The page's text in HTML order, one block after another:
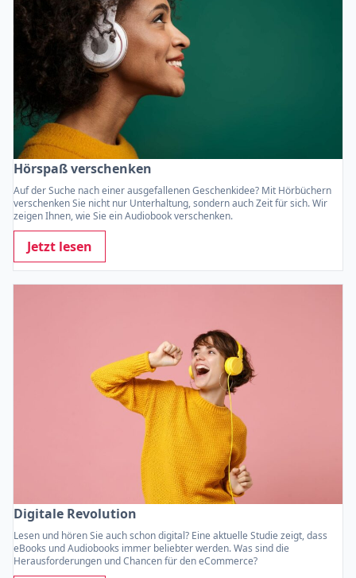
Hörspaß verschenken
Auf der Suche nach einer ausgefallenen Geschenkidee? Mit Hörbüchern
verschenken Sie nicht nur Unterhaltung, sondern auch Zeit für sich. Wir
zeigen Ihnen, wie Sie ein Audiobook verschenken.
Jetzt lesen
Digitale Revolution
Lesen und hören Sie auch schon digital? Eine aktuelle Studie zeigt, dass
eBooks und Audiobooks immer beliebter werden. Was sind die
Herausforderungen und Chancen für den eCommerce?